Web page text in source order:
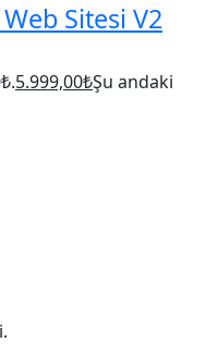
Sitesi V2
5.999,00₺Şu andaki